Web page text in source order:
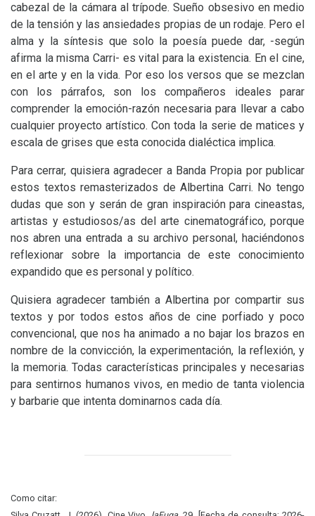
cabezal de la cámara al trípode. Sueño obsesivo en medio
de la tensión y las ansiedades propias de un rodaje. Pero el
alma y la síntesis que solo la poesía puede dar, -según
afirma la misma Carri- es vital para la existencia. En el cine,
en el arte y en la vida. Por eso los versos que se mezclan
con los párrafos, son los compañeros ideales parar
comprender la emoción-razón necesaria para llevar a cabo
cualquier proyecto artístico. Con toda la serie de matices y
escala de grises que esta conocida dialéctica implica.
Para cerrar, quisiera agradecer a Banda Propia por publicar
estos textos remasterizados de Albertina Carri. No tengo
dudas que son y serán de gran inspiración para cineastas,
artistas y estudiosos/as del arte cinematográfico, porque
nos abren una entrada a su archivo personal, haciéndonos
reflexionar sobre la importancia de este conocimiento
expandido que es personal y político.
Quisiera agradecer también a Albertina por compartir sus
textos y por todos estos años de cine porfiado y poco
convencional, que nos ha animado a no bajar los brazos en
nombre de la convicción, la experimentación, la reflexión, y
la memoria. Todas características principales y necesarias
para sentirnos humanos vivos, en medio de tanta violencia
y barbarie que intenta dominarnos cada día.
Como citar: